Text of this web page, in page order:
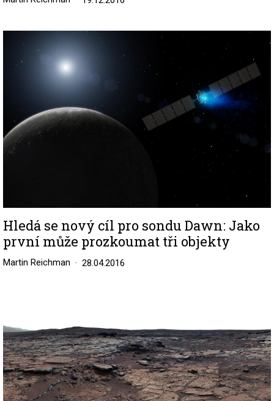
Hledá se nový cíl pro sondu Dawn: Jako
první může prozkoumat tři objekty
Martin Reichman 28.04.2016